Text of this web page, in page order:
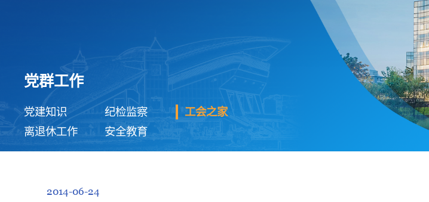
党群工作
党建知识 纪检监察
工会之家
离退休工作
安全教育
2014-06-24